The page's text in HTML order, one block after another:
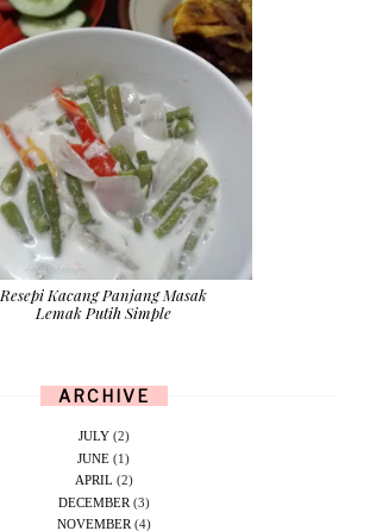
Resepi Kacang Panjang Masak
Lemak Putih Simple
ARCHIVE
JULY(2)
JUNE (1)
APRIL (2)
DECEMBER (3)
NOVEMBER (4)